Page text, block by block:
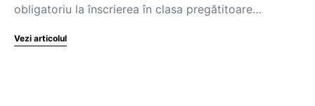
obligatoriu la înscrierea în clasa pregătitoare…
Vezi articolul